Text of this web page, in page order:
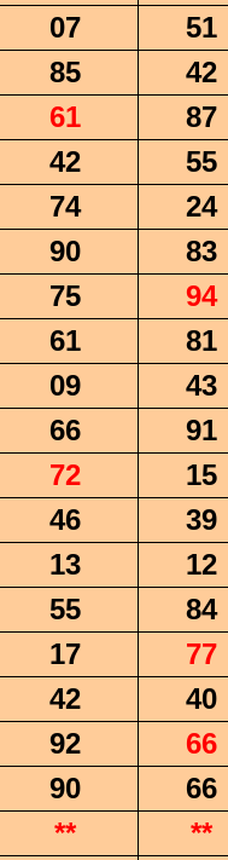
07
51
85
42
61
87
42
55
74
24
90
83
75
94
61
81
09
43
66
91
72
15
46
39
13
12
55
84
17
77
42
40
92
66
90
66
**
**